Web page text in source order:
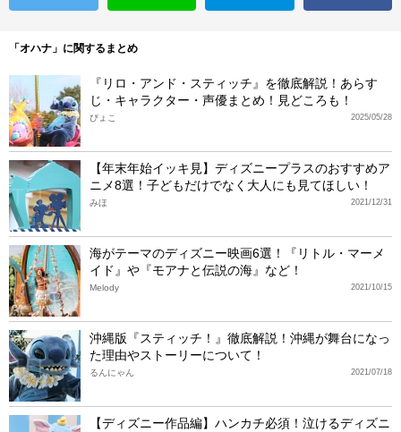
「オハナ」に関するまとめ
『リロ・アンド・スティッチ』を徹底解説！あらす
じ・キャラクター・声優まとめ！見どころも！
2025/05/28
ぴょこ
【年末年始イッキ見】ディズニープラスのおすすめア
ニメ8選！子どもだけでなく大人にも見てほしい！
2021/12/31
みほ
海がテーマのディズニー映画6選！『リトル・マーメ
イド』や『モアナと伝説の海』など！
2021/10/15
Melody
沖縄版『スティッチ！』徹底解説！沖縄が舞台になっ
た理由やストーリーについて！
2021/07/18
るんにゃん
【ディズニー作品編】ハンカチ必須！泣けるディズニ